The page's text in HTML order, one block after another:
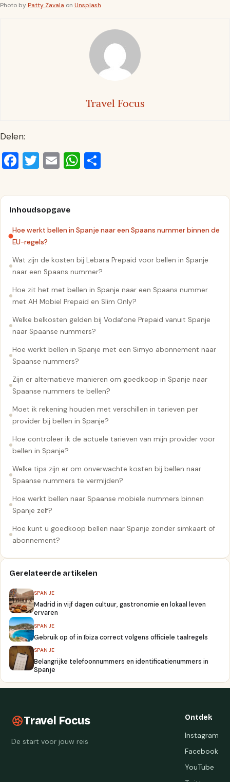
Photo byPatty Zavala on Unsplash
Travel Focus
Delen:
Facebook
Twitter
EmailWhatsApp
Inhoudsopgave
Hoe werkt bellen in Spanje naar een Spaans nummer binnen de
EU-regels?
Wat zijn de kosten bij Lebara Prepaid voor bellen in Spanje
naar een Spaans nummer?
Hoe zit het met bellen in Spanje naar een Spaans nummer
met AH Mobiel Prepaid en Slim Only?
Welke belkosten gelden bij Vodafone Prepaid vanuit Spanje
naar Spaanse nummers?
Hoe werkt bellen in Spanje met een Simyo abonnement naar
Spaanse nummers?
Zijn er alternatieve manieren om goedkoop in Spanje naar
Spaanse nummers te bellen?
Moet ik rekening houden met verschillen in tarieven per
provider bij bellen in Spanje?
Hoe controleer ik de actuele tarieven van mijn provider voor
bellen in Spanje?
Welke tips zijn er om onverwachte kosten bij bellen naar
Spaanse nummers te vermijden?
Hoe werkt bellen naar Spaanse mobiele nummers binnen
Spanje zelf?
Hoe kunt u goedkoop bellen naar Spanje zonder simkaart of
abonnement?
Gerelateerde artikelen
SPANJE
Madrid in vijf dagen cultuur, gastronomie en lokaal leven
ervaren
SPANJE
Gebruik op of in Ibiza correct volgens officiele taalregels
SPANJE
Belangrijke telefoonnummers en identificatienummers in
Spanje
Travel Focus
De start voor jouw reis
Ontdek
Instagram
Facebook
YouTube